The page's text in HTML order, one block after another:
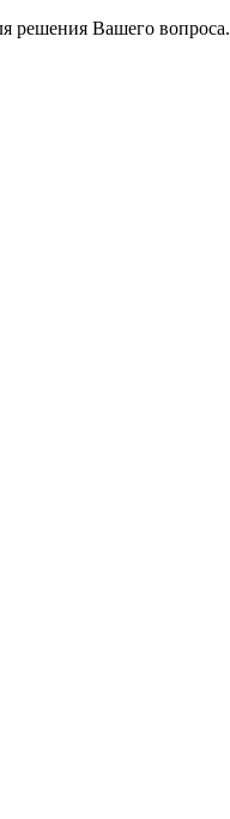
решения Вашего вопроса.